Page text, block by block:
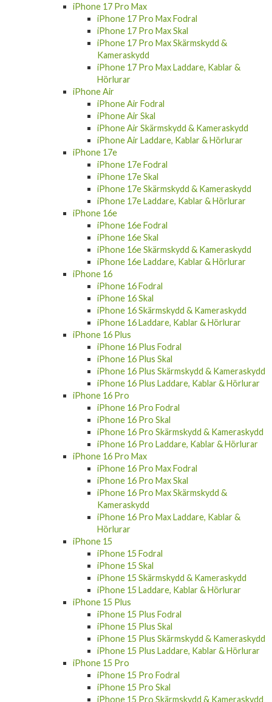
iPhone 17 Pro Max
iPhone 17 Pro Max Fodral
iPhone 17 Pro Max Skal
iPhone 17 Pro Max Skärmskydd &
Kameraskydd
iPhone 17 Pro Max Laddare, Kablar &
Hörlurar
iPhone Air
iPhone Air Fodral
iPhone Air Skal
iPhone Air Skärmskydd & Kameraskydd
iPhone Air Laddare, Kablar & Hörlurar
iPhone 17e
iPhone 17e Fodral
iPhone 17e Skal
iPhone 17e Skärmskydd & Kameraskydd
iPhone 17e Laddare, Kablar & Hörlurar
iPhone 16e
iPhone 16e Fodral
iPhone 16e Skal
iPhone 16e Skärmskydd & Kameraskydd
iPhone 16e Laddare, Kablar & Hörlurar
iPhone 16
iPhone 16 Fodral
iPhone 16 Skal
iPhone 16 Skärmskydd & Kameraskydd
iPhone 16 Laddare, Kablar & Hörlurar
iPhone 16 Plus
iPhone 16 Plus Fodral
iPhone 16 Plus Skal
iPhone 16 Plus Skärmskydd & Kameraskydd
iPhone 16 Plus Laddare, Kablar & Hörlurar
iPhone 16 Pro
iPhone 16 Pro Fodral
iPhone 16 Pro Skal
iPhone 16 Pro Skärmskydd & Kameraskydd
iPhone 16 Pro Laddare, Kablar & Hörlurar
iPhone 16 Pro Max
iPhone 16 Pro Max Fodral
iPhone 16 Pro Max Skal
iPhone 16 Pro Max Skärmskydd &
Kameraskydd
iPhone 16 Pro Max Laddare, Kablar &
Hörlurar
iPhone 15
iPhone 15 Fodral
iPhone 15 Skal
iPhone 15 Skärmskydd & Kameraskydd
iPhone 15 Laddare, Kablar & Hörlurar
iPhone 15 Plus
iPhone 15 Plus Fodral
iPhone 15 Plus Skal
iPhone 15 Plus Skärmskydd & Kameraskydd
iPhone 15 Plus Laddare, Kablar & Hörlurar
iPhone 15 Pro
iPhone 15 Pro Fodral
iPhone 15 Pro Skal
iPhone 15 Pro Skärmskydd & Kameraskydd